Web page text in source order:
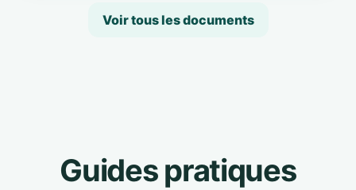
Voir tous les documents
Guides pratiques